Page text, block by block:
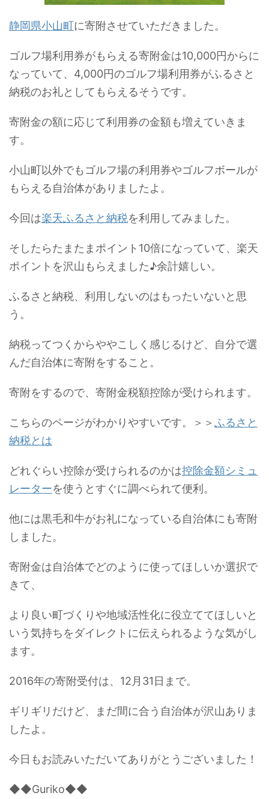
静岡県小山町に寄附させていただきました。
ゴルフ場利用券がもらえる寄附金は10,000円からに
なっていて、4,000円のゴルフ場利用券がふるさと
納税のお礼としてもらえるそうです。
寄附金の額に応じて利用券の金額も増えていきま
す。
小山町以外でもゴルフ場の利用券やゴルフボールが
もらえる自治体がありましたよ。
今回は楽天ふるさと納税を利用してみました。
そしたらたまたまポイント10倍になっていて、楽天
ポイントを沢山もらえました♪余計嬉しい。
ふるさと納税、利用しないのはもったいないと思
う。
納税ってつくからややこしく感じるけど、自分で選
んだ自治体に寄附をすること。
寄附をするので、寄附金税額控除が受けられます。
こちらのページがわかりやすいです。＞＞ふるさと
納税とは
どれぐらい控除が受けられるのかは控除金額シミュ
レーターを使うとすぐに調べられて便利。
他には黒毛和牛がお礼になっている自治体にも寄附
しました。
寄附金は自治体でどのように使ってほしいか選択で
きて、
より良い町づくりや地域活性化に役立ててほしいと
いう気持ちをダイレクトに伝えられるような気がし
ます。
2016年の寄附受付は、12月31日まで。
ギリギリだけど、まだ間に合う自治体が沢山ありま
したよ。
今日もお読みいただいてありがとうございました！
◆◆Guriko◆◆